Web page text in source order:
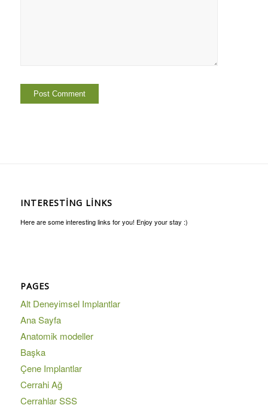
INTERESTING LINKS
Here are some interesting links for you! Enjoy your stay :)
PAGES
Alt Deneyimsel Implantlar
Ana Sayfa
Anatomik modeller
Başka
Çene Implantlar
Cerrahi Ağ
Cerrahlar SSS